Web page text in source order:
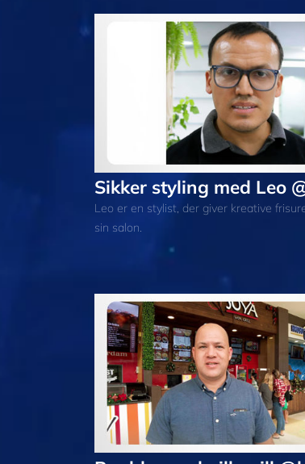
Sikker styling med Leo
Leo er en stylist, der giver kreative
sin salon.